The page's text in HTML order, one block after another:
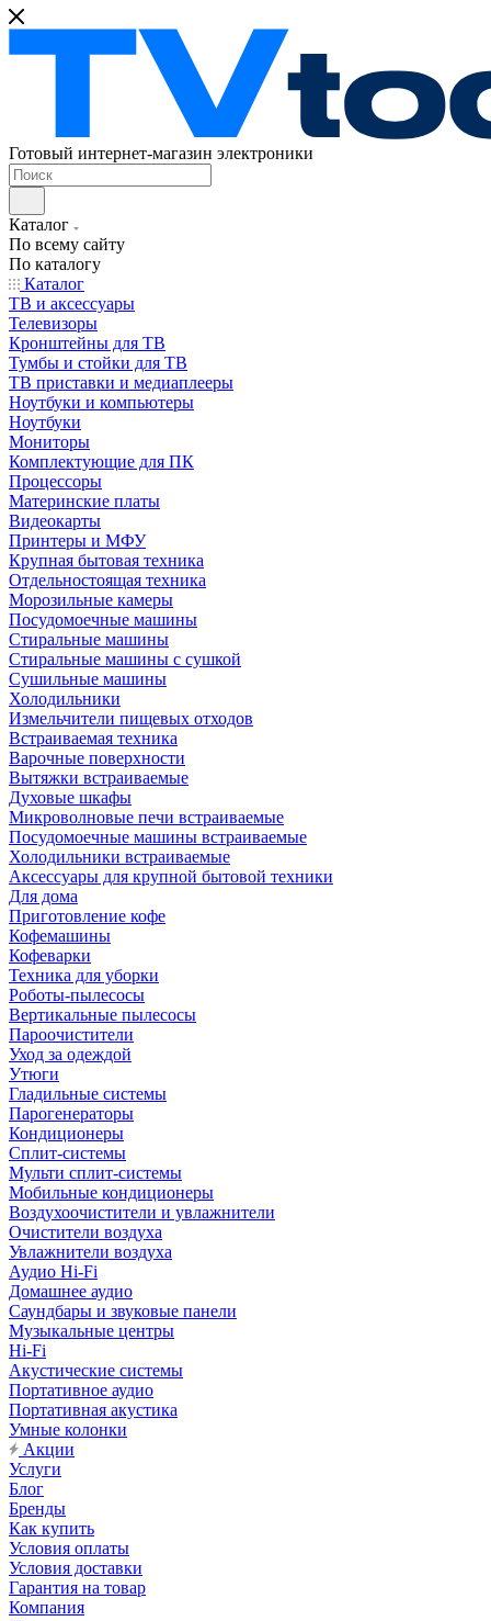
Готовый интернет-магазин электроники
Каталог
По всему сайту
По каталогу
Каталог
ТВ и аксессуары
Телевизоры
Кронштейны для ТВ
Тумбы и стойки для ТВ
ТВ приставки и медиаплееры
Ноутбуки и компьютеры
Ноутбуки
Мониторы
Комплектующие для ПК
Процессоры
Материнские платы
Видеокарты
Принтеры и МФУ
Крупная бытовая техника
Отдельностоящая техника
Морозильные камеры
Посудомоечные машины
Стиральные машины
Стиральные машины с сушкой
Сушильные машины
Холодильники
Измельчители пищевых отходов
Встраиваемая техника
Варочные поверхности
Вытяжки встраиваемые
Духовые шкафы
Микроволновые печи встраиваемые
Посудомоечные машины встраиваемые
Холодильники встраиваемые
Аксессуары для крупной бытовой техники
Для дома
Приготовление кофе
Кофемашины
Кофеварки
Техника для уборки
Роботы-пылесосы
Вертикальные пылесосы
Пароочистители
Уход за одеждой
Утюги
Гладильные системы
Парогенераторы
Кондиционеры
Сплит-системы
Мульти сплит-системы
Мобильные кондиционеры
Воздухоочистители и увлажнители
Очистители воздуха
Увлажнители воздуха
Аудио Hi-Fi
Домашнее аудио
Саундбары и звуковые панели
Музыкальные центры
Hi-Fi
Акустические системы
Портативное аудио
Портативная акустика
Умные колонки
Акции
Услуги
Блог
Бренды
Как купить
Условия оплаты
Условия доставки
Гарантия на товар
Компания